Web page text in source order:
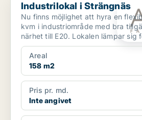
Industrilokal i Strängnäs
Nu finns möjlighet att hyra en
kvm i industriområde med bra
närhet till E20. Lokalen
Areal
158 m2
Pris pr. md.
Inte angivet